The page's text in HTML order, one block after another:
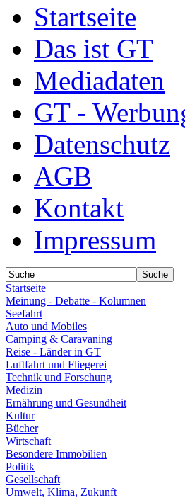
Startseite
Das ist GT
Mediadaten
GT -
Datenschutz
AGB
Kontakt
Impressum
Startseite
Meinung - Debatte - Kolumnen
Seefahrt
Auto und Mobiles
Camping & Caravaning
Reise - Länder in GT
Luftfahrt und Fliegerei
Technik und Forschung
Medizin
Ernährung und Gesundheit
Kultur
Bücher
Wirtschaft
Besondere Immobilien
Politik
Gesellschaft
Umwelt, Klima, Zukunft